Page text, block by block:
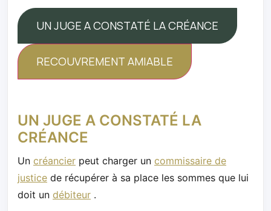
UN JUGE A CONSTATÉ LA CRÉANCE
RECOUVREMENT AMIABLE
UN JUGE A CONSTATÉ LA
CRÉANCE
Un créancier peut charger un commissaire de
justice de récupérer à sa place les sommes que lui
doit un débiteur .